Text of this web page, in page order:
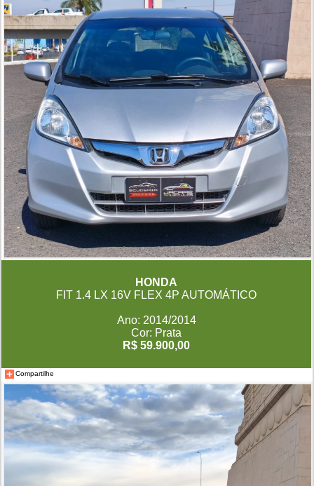
HONDA
FIT 1.4 LX 16V FLEX 4P AUTOMÁTICO
Ano: 2014/2014
Cor: Prata
R$ 59.900,00
Compartilhe